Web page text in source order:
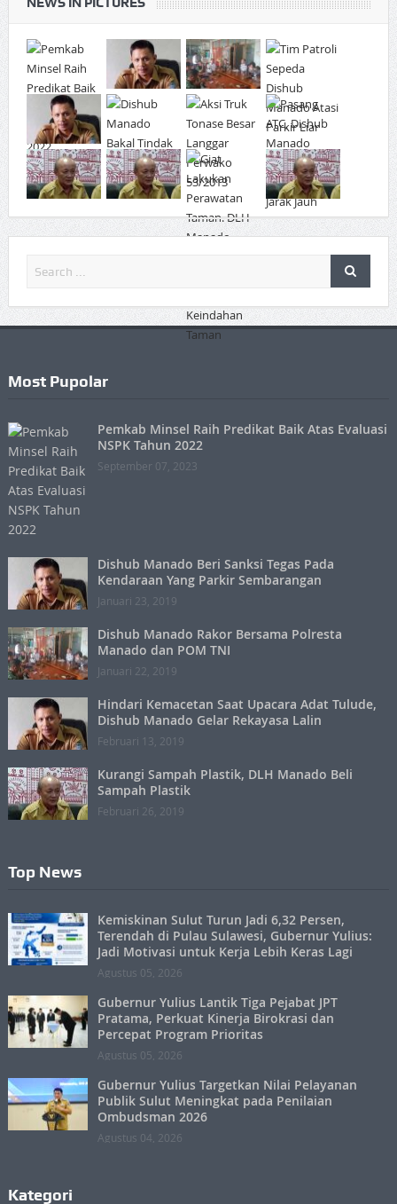
Most Pupolar
Pemkab Minsel Raih Predikat Baik Atas Evaluasi
NSPK Tahun 2022
September 07, 2023
Dishub Manado Beri Sanksi Tegas Pada
Kendaraan Yang Parkir Sembarangan
Januari 23, 2019
Dishub Manado Rakor Bersama Polresta
Manado dan POM TNI
Januari 22, 2019
Hindari Kemacetan Saat Upacara Adat Tulude,
Dishub Manado Gelar Rekayasa Lalin
Februari 13, 2019
Kurangi Sampah Plastik, DLH Manado Beli
Sampah Plastik
Februari 26, 2019
Top News
Kemiskinan Sulut Turun Jadi 6,32 Persen,
Terendah di Pulau Sulawesi, Gubernur Yulius:
Jadi Motivasi untuk Kerja Lebih Keras Lagi
Agustus 05, 2026
Gubernur Yulius Lantik Tiga Pejabat JPT
Pratama, Perkuat Kinerja Birokrasi dan
Percepat Program Prioritas
Agustus 05, 2026
Gubernur Yulius Targetkan Nilai Pelayanan
Publik Sulut Meningkat pada Penilaian
Ombudsman 2026
Agustus 04, 2026
Kategori